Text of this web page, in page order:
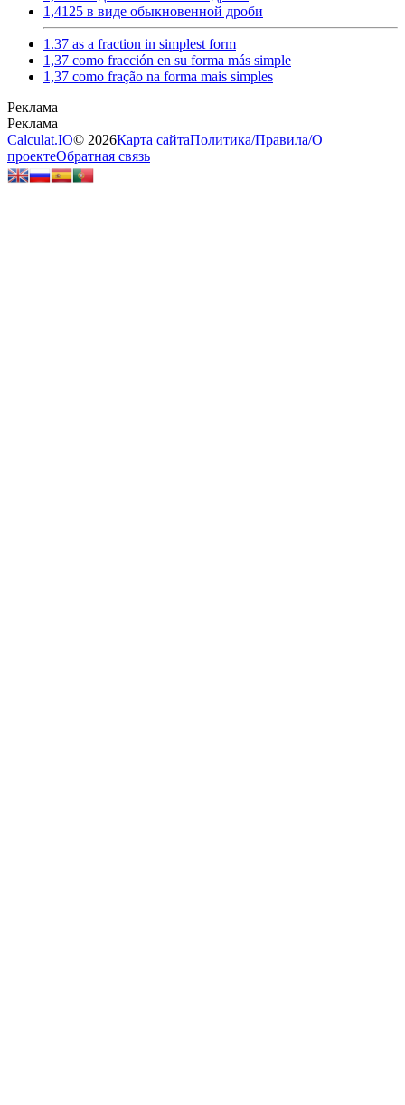
1,4125 в виде обыкновенной дроби
1.37 as a fraction in simplest form
1,37 como fracción en su forma más simple
1,37 como fração na forma mais simples
Calculat.IO© 2026Карта сайтаПолитика/Правила/О
проектеОбратная связь